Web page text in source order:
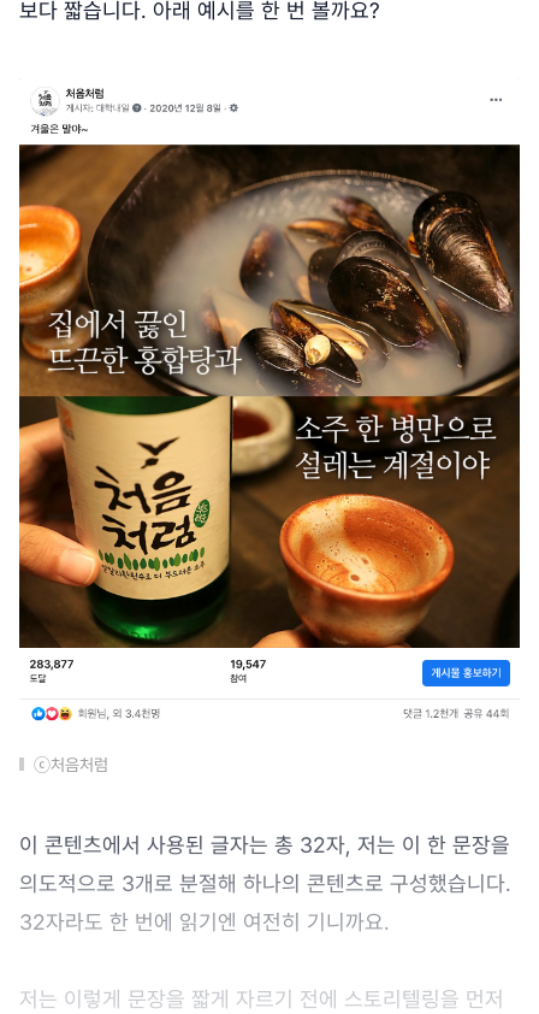
보다 짧습니다. 아래 예시를 한 번 볼까요?
ⓒ처음처럼
이 콘텐츠에서 사용된 글자는 총 32자, 저는 이 한 문장을
의도적으로 3개로 분절해 하나의 콘텐츠로 구성했습니다.
32자라도 한 번에 읽기엔 여전히 기니까요.
저는 이렇게 문장을 짧게 자르기 전에 스토리텔링을 먼저